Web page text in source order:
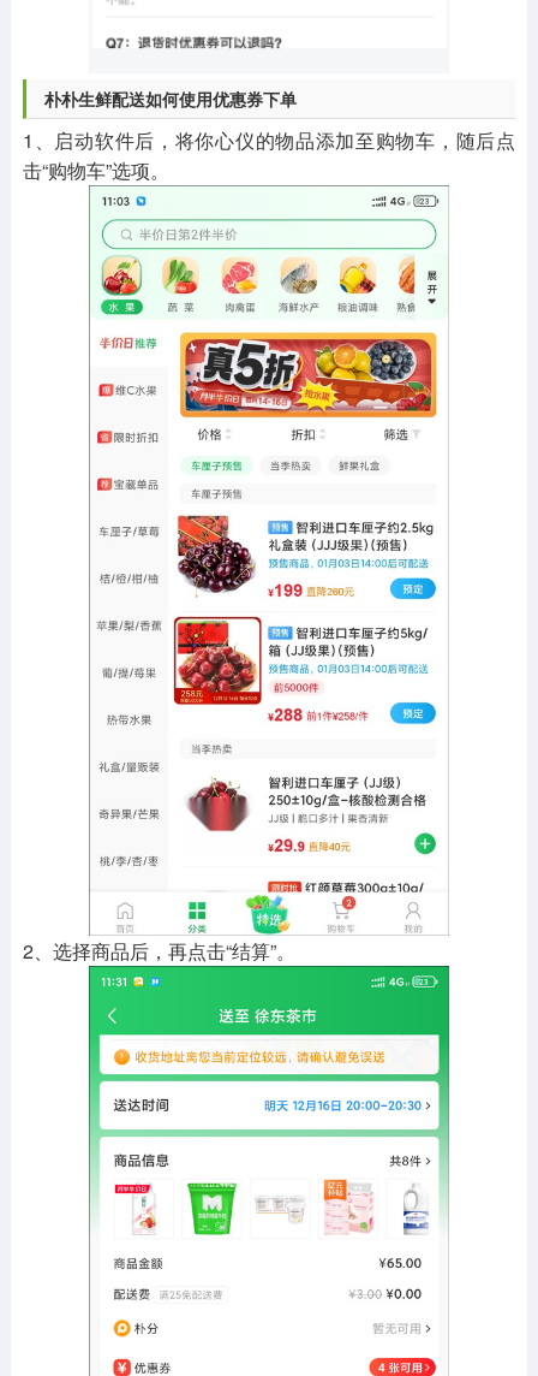
朴朴生鲜配送如何使用优惠券下单
1、启动软件后，将你心仪的物品添加至购物车，随后点
击“购物车”选项。
2、选择商品后，再点击“结算”。